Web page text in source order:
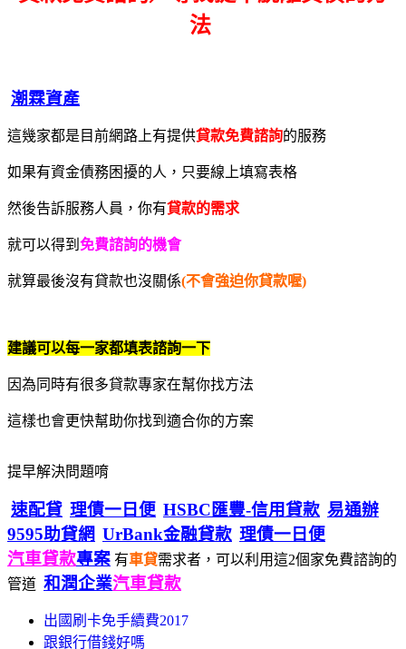
法
潮霖資產
這幾家都是目前網路上有提供貸款免費諮詢的服務
如果有資金債務困擾的人，只要線上填寫表格
然後告訴服務人員，你有貸款的需求
就可以得到 免費諮詢的機會
就算最後沒有貸款也沒關係(不會強迫你貸款喔)
建議可以每一家都填表諮詢一下
因為同時有很多貸款專家在幫你找方法
這樣也會更快幫助你找到適合你的方案
提早解決問題唷
速配貸 理債一日便 HSBC匯豐-信用貸款 易通辦
9595助貸網 UrBank金融貸款 理債一日便
汽車貸款專案 有車貸需求者，可以利用這2個家免費諮詢的
管道 和潤企業汽車貸款
出國刷卡免手續費2017
跟銀行借錢好嗎